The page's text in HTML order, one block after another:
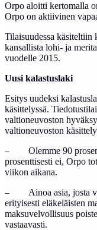
Orpo aloitti kertomalla
Orpo on aktiivinen
Tilaisuudessa käsiteltiin
kansallista lohi- ja
vuodelle 2015.
Uusi kalastuslaki
Esitys uudeksi
käsittelyssä.
valtioneuvoston
valtioneuvoston
– Olemme 90
prosenttisesti ei, Orpo
viikon aikana.
– Ainoa asia, josta
erityisesti eläkeläisten
maksuvelvollisuus
vastaavasti.